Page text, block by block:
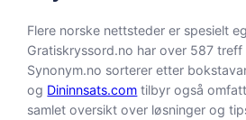
Flere norske nettsteder er spesielt
Gratiskryssord.no har over 587 treff
Synonym.no sorterer etter
og Dininnsats.com tilbyr også
samlet oversikt over løsninger og